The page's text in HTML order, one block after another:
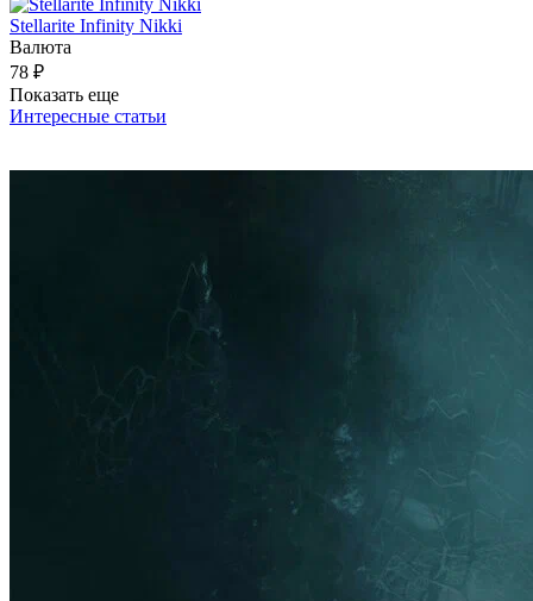
Stellarite Infinity Nikki
Валюта
78 ₽
Показать еще
Интересные статьи